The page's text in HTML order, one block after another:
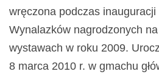
wręczona podczas inauguracji
Wynalazków nagrodzonych
wystawach w roku 2009.
8 marca 2010 r. w gmachu